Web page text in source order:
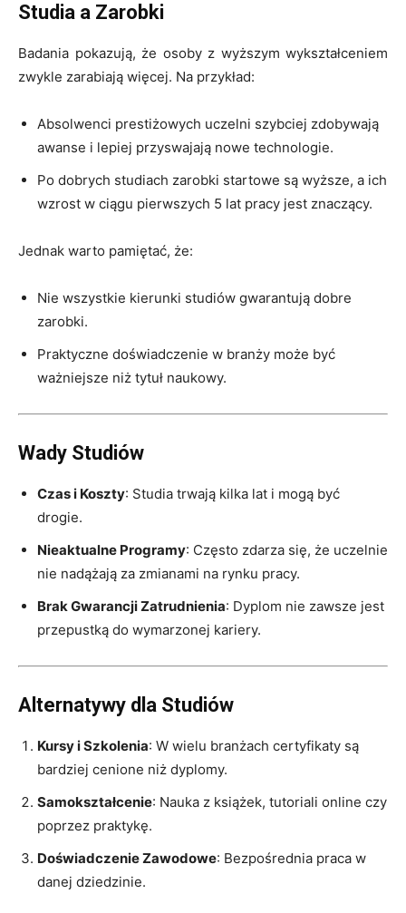
Studia a Zarobki
Badania pokazują, że osoby z wyższym wykształceniem
zwykle zarabiają więcej. Na przykład:
Absolwenci prestiżowych uczelni szybciej zdobywają
awanse i lepiej przyswajają nowe technologie.
Po dobrych studiach zarobki startowe są wyższe, a ich
wzrost w ciągu pierwszych 5 lat pracy jest znaczący.
Jednak warto pamiętać, że:
Nie wszystkie kierunki studiów gwarantują dobre
zarobki.
Praktyczne doświadczenie w branży może być
ważniejsze niż tytuł naukowy.
Wady Studiów
Czas i Koszty: Studia trwają kilka lat i mogą być
drogie.
Nieaktualne Programy: Często zdarza się, że uczelnie
nie nadążają za zmianami na rynku pracy.
Brak Gwarancji Zatrudnienia: Dyplom nie zawsze jest
przepustką do wymarzonej kariery.
Alternatywy dla Studiów
Kursy i Szkolenia: W wielu branżach certyfikaty są
bardziej cenione niż dyplomy.
Samokształcenie: Nauka z książek, tutoriali online czy
poprzez praktykę.
Doświadczenie Zawodowe: Bezpośrednia praca w
danej dziedzinie.